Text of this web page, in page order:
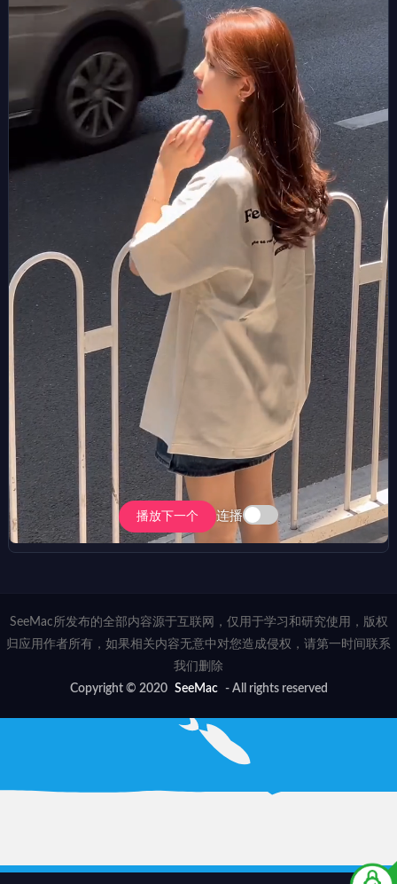
播放下一个 连播
SeeMac所发布的全部内容源于互联网，仅用于学习和研究使用，版权
归应用作者所有，如果相关内容无意中对您造成侵权，请第一时间联系
我们删除
Copyright © 2020 SeeMac - All rights reserved